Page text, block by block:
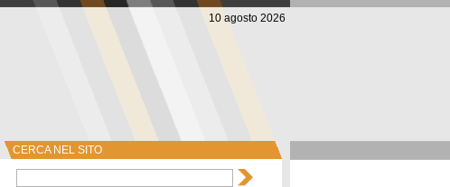
10 agosto 2026
CERCA NEL SITO